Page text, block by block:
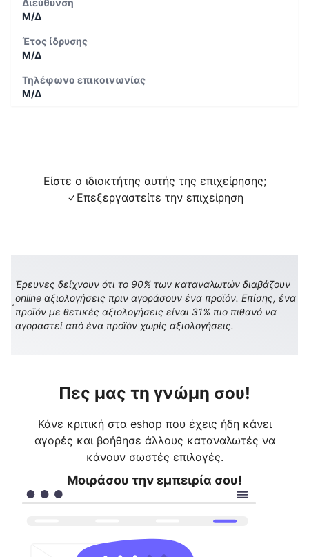
Διεύθυνση
Μ/Δ
Έτος ίδρυσης
Μ/Δ
Τηλέφωνο επικοινωνίας
Μ/Δ
Είστε ο ιδιοκτήτης αυτής της επιχείρησης;
Επεξεργαστείτε την επιχείρηση
Έρευνες δείχνουν ότι το 90% των καταναλωτών διαβάζουν
online αξιολογήσεις πριν αγοράσουν ένα προϊόν. Επίσης, ένα
προϊόν με θετικές αξιολογήσεις είναι 31% πιο πιθανό να
αγοραστεί από ένα προϊόν χωρίς αξιολογήσεις.
Πες μας τη γνώμη σου!
Κάνε κριτική στα eshop που έχεις ήδη κάνει
αγορές και βοήθησε άλλους καταναλωτές να
κάνουν σωστές επιλογές.
Μοιράσου την εμπειρία σου!